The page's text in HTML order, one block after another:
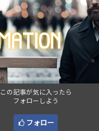
この記事が気に入ったら
フォローしよう
フォロー